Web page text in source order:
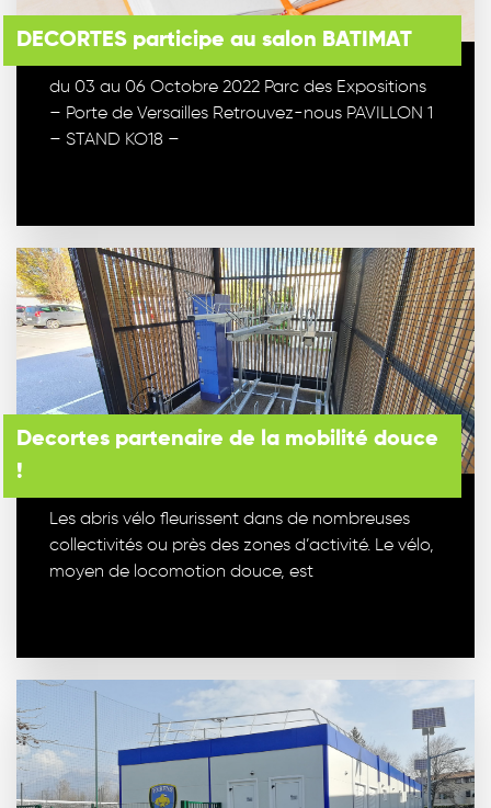
DECORTES participe au salon BATIMAT
du 03 au 06 Octobre 2022 Parc des Expositions
– Porte de Versailles Retrouvez-nous PAVILLON 1
– STAND KO18 –
Decortes partenaire de la mobilité douce
!
Les abris vélo fleurissent dans de nombreuses
collectivités ou près des zones d’activité. Le vélo,
moyen de locomotion douce, est